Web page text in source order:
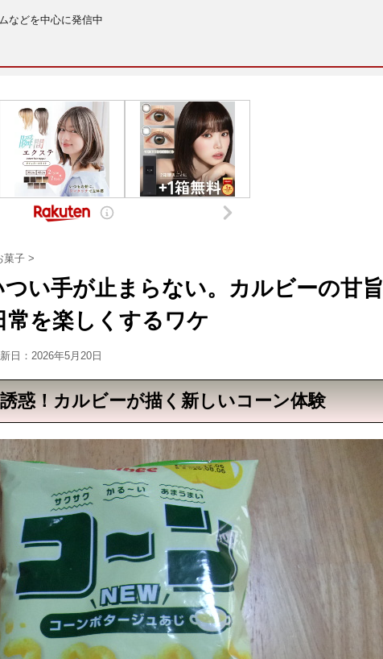
などを中心に発信中
菓子 >
つい手が止まらない。カルビーの甘旨
常を楽しくするワケ
日： 2026年5月20日
惑！カルビーが描く新しいコーン体験